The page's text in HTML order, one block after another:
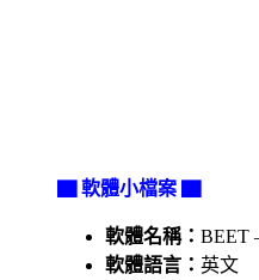
▇ 軟體小檔案 ▇
軟體名稱： BEET
軟體語言： 英文